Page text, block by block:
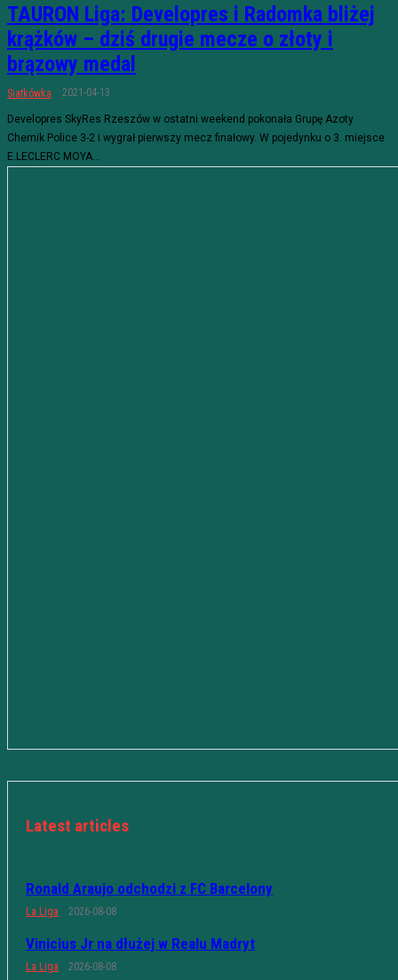
TAURON Liga: Developres i Radomka bliżej
krążków – dziś drugie mecze o złoty i
brązowy medal
Siatkówka 2021-04-13
Developres SkyRes Rzeszów w ostatni weekend pokonała Grupę Azoty
Chemik Police 3-2 i wygrał pierwszy mecz finałowy. W pojedynku o 3. miejsce
E.LECLERC MOYA...
Latest articles
Ronald Araujo odchodzi z FC Barcelony
La Liga 2026-08-08
Vinicius Jr na dłużej w Realu Madryt
La Liga 2026-08-08